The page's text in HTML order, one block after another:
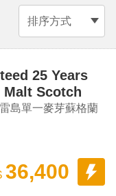
排序方式
25 Years
Scotch
島單一麥芽蘇格蘭
36,400